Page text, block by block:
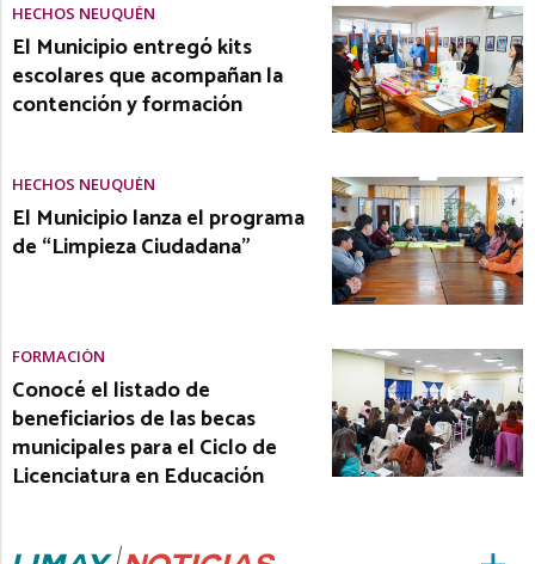
HECHOS NEUQUÉN
El Municipio entregó kits
escolares que acompañan la
contención y formación
HECHOS NEUQUÉN
El Municipio lanza el programa
de “Limpieza Ciudadana”
FORMACIÓN
Conocé el listado de
beneficiarios de las becas
municipales para el Ciclo de
Licenciatura en Educación